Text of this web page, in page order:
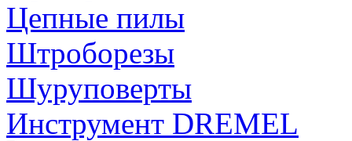
Цепные пилы
Штроборезы
Шуруповерты
Инструмент DREMEL